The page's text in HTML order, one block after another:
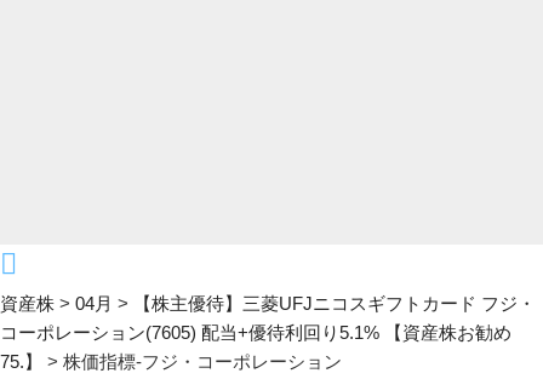
資産株 > 04月 >
【株主優待】三菱UFJニコスギフトカード フジ・
コーポレーション(7605) 配当+優待利回り5.1% 【資産株お勧め
75.】
> 株価指標-フジ・コーポレーション